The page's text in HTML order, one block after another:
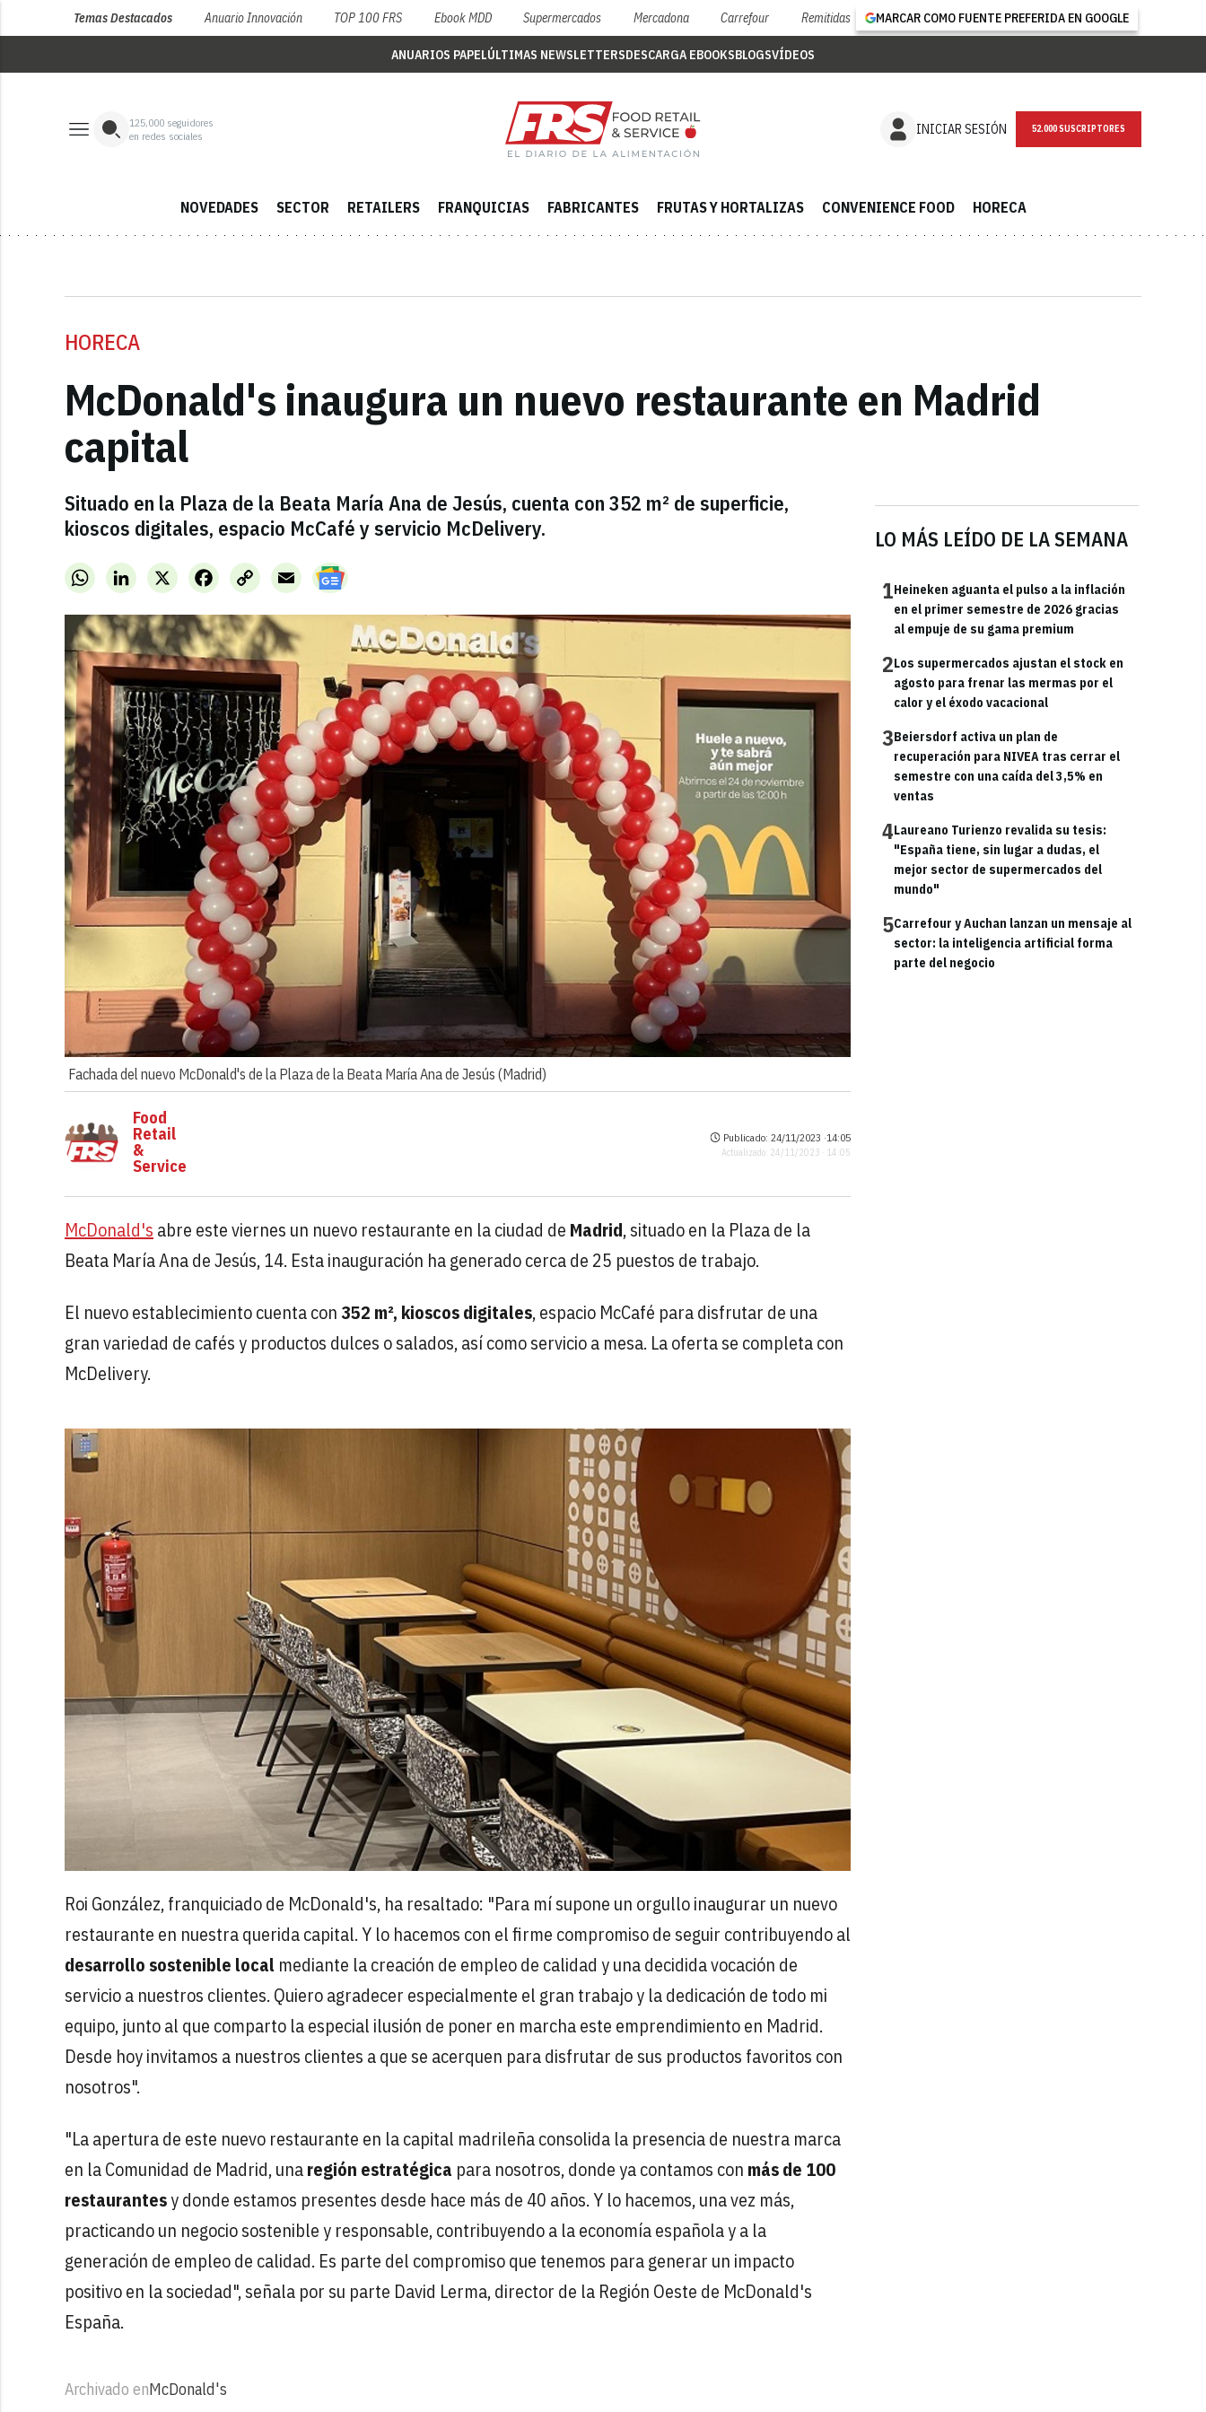
Temas Destacados Anuario Innovación TOP 100 FRS Ebook MDD Supermercados Mercadona Carrefour Remitidas MARCAR COMO FUENTE PREFERIDA EN GOOGLE
ANUARIOS PAPELÚLTIMAS NEWSLETTERSDESCARGA EBOOKSBLOGSVÍDEOS
125,000 seguidores
en redes sociales
INICIAR SESIÓN NEWSLETTER
NOVEDADES SECTOR RETAILERS FRANQUICIAS FABRICANTES FRUTAS Y HORTALIZAS CONVENIENCE FOOD HORECA
HORECA
McDonald's inaugura un nuevo restaurante en Madrid
capital
Situado en la Plaza de la Beata María Ana de Jesús, cuenta con 352 m² de superficie,
kioscos digitales, espacio McCafé y servicio McDelivery.
WhatsAppLinkedInX FacebookCopy
Link
Email
Fachada del nuevo McDonald's de la Plaza de la Beata María Ana de Jesús (Madrid)
LO MÁS LEÍDO DE LA SEMANA
1Heineken aguanta el pulso a la inflación
en el primer semestre de 2026 gracias
al empuje de su gama premium
2Los supermercados ajustan el stock en
agosto para frenar las mermas por el
calor y el éxodo vacacional
3Beiersdorf activa un plan de
recuperación para NIVEA tras cerrar el
semestre con una caída del 3,5% en
ventas
4Laureano Turienzo revalida su tesis:
"España tiene, sin lugar a dudas, el
mejor sector de supermercados del
mundo"
5Carrefour y Auchan lanzan un mensaje al
sector: la inteligencia artificial forma
parte del negocio
Food
Retail
&
Service
Publicado: 24/11/2023 ·14:05
Actualizado: 24/11/2023 · 14:05
McDonald's abre este viernes un nuevo restaurante en la ciudad de Madrid, situado en la Plaza de la
Beata María Ana de Jesús, 14. Esta inauguración ha generado cerca de 25 puestos de trabajo.
El nuevo establecimiento cuenta con352 m², kioscos digitales, espacio McCafé para disfrutar de una
gran variedad de cafés y productos dulces o salados, así como servicio a mesa. La oferta se completa con
McDelivery.
Roi González, franquiciado de McDonald's, ha resaltado: "Para mí supone un orgullo inaugurar un nuevo
restaurante en nuestra querida capital. Y lo hacemos con el firme compromiso de seguir contribuyendo al
desarrollo sostenible local mediante la creación de empleo de calidad y una decidida vocación de
servicio a nuestros clientes. Quiero agradecer especialmente el gran trabajo y la dedicación de todo mi
equipo, junto al que comparto la especial ilusión de poner en marcha este emprendimiento en Madrid.
Desde hoy invitamos a nuestros clientes a que se acerquen para disfrutar de sus productos favoritos con
nosotros".
"La apertura de este nuevo restaurante en la capital madrileña consolida la presencia de nuestra marca
en la Comunidad de Madrid, unaregión estratégica para nosotros, donde ya contamos con más de 100
restaurantesy donde estamos presentes desde hace más de 40 años. Y lo hacemos, una vez más,
practicando un negocio sostenible y responsable, contribuyendo a la economía española y a la
generación de empleo de calidad. Es parte del compromiso que tenemos para generar un impacto
positivo en la sociedad", señala por su parte David Lerma, director de la Región Oeste de McDonald's
España.
Archivado enMcDonald's